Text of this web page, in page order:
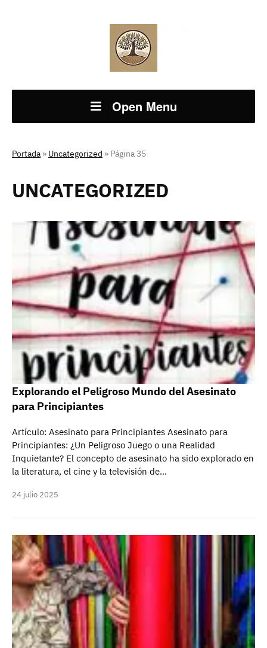
Open Menu
Portada » Uncategorized » Página 35
UNCATEGORIZED
Explorando el Peligroso Mundo del Asesinato
para Principiantes
Artículo: Asesinato para Principiantes Asesinato para
Principiantes: ¿Un Peligroso Juego o una Realidad
Inquietante? El concepto de asesinato ha sido explorado en
la literatura, el cine y la televisión de…
24 julio 2025